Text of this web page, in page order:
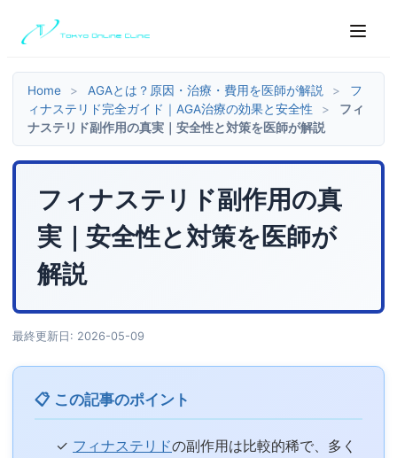
Home > AGAとは？原因・治療・費用を医師が解説 >
フ
ィナステリド完全ガイド｜AGA治療の効果と安全性
>
フィ
ナステリド副作用の真実｜安全性と対策を医師が解説
フィナステリド副作用の真
実｜安全性と対策を医師が
解説
最終更新日: 2026-05-09
📋 この記事のポイント
✓ フィナステリドの副作用は比較的稀で、多く